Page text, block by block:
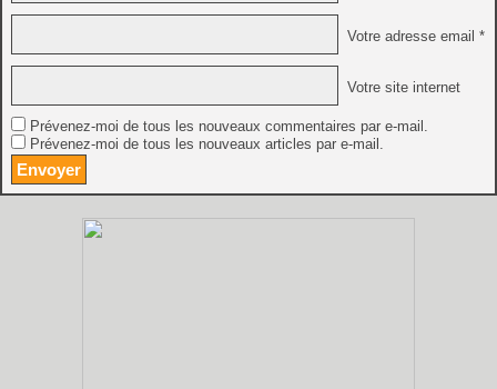
Votre adresse email *
Votre site internet
Prévenez-moi de tous les nouveaux commentaires par e-mail.
Prévenez-moi de tous les nouveaux articles par e-mail.